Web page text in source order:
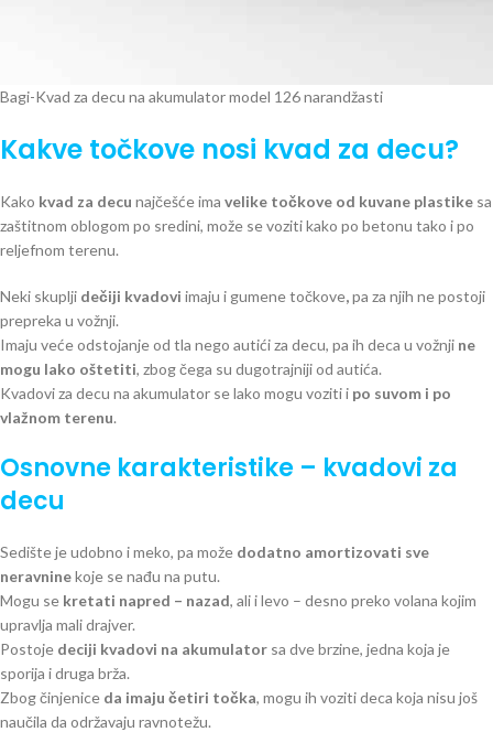
Bagi-Kvad za decu na akumulator model 126 narandžasti
Kakve točkove nosi kvad za decu?
Kako kvad za decu najčešće ima velike točkove od kuvane plastike sa
zaštitnom oblogom po sredini, može se voziti kako po betonu tako i po
reljefnom terenu.
Neki skuplji dečiji kvadovi imaju i gumene točkove,pa za njih ne postoji
prepreka u vožnji.
Imaju veće odstojanje od tla nego autići za decu, pa ih deca u vožnji ne
mogu lako oštetiti, zbog čega su dugotrajniji od autića.
Kvadovi za decu na akumulator se lako mogu voziti i po suvom i po
vlažnom terenu.
Osnovne karakteristike – kvadovi za
decu
Sedište je udobno i meko, pa može dodatno amortizovati sve
neravninekoje se nađu na putu.
Mogu se kretati napred – nazad, ali i levo – desno preko volana kojim
upravlja mali drajver.
Postoje deciji kvadovi na akumulator sa dve brzine, jedna koja je
sporija i druga brža.
Zbog činjenice da imaju četiri točka, mogu ih voziti deca koja nisu još
naučila da održavaju ravnotežu.